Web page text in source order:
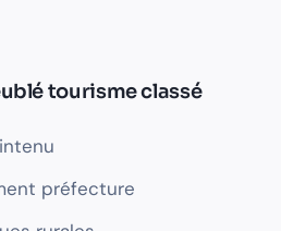
tourisme classé
préfecture